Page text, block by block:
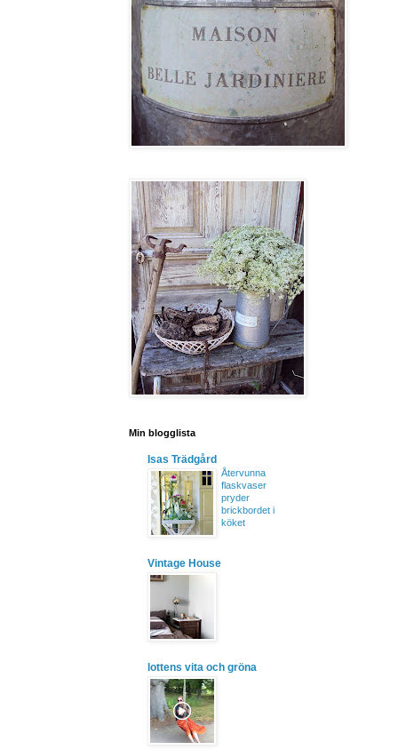
Min blogglista
Isas Trädgård
Återvunna
flaskvaser
pryder
brickbordet i
köket
Vintage House
lottens vita och gröna